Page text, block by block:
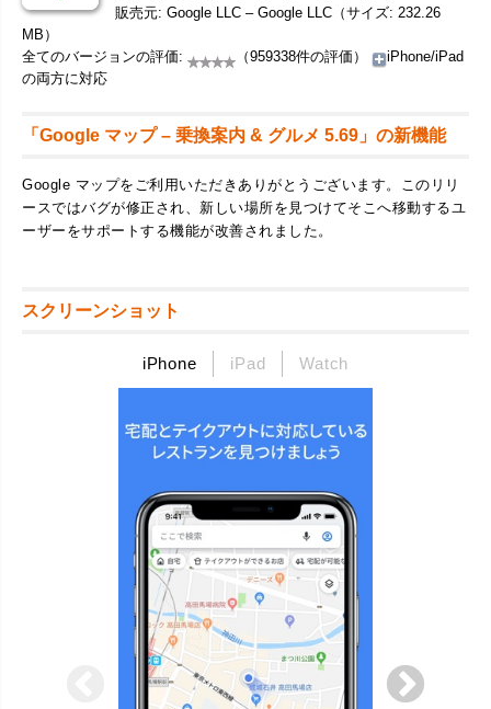
販売元: Google LLC – Google LLC（サイズ: 232.26
MB）
全てのバージョンの評価:
（959338件の評価）
iPhone/iPad
の両方に対応
「Google マップ – 乗換案内 & グルメ 5.69」の新機能
Google マップをご利用いただきありがとうございます。このリリ
ースではバグが修正され、新しい場所を見つけてそこへ移動するユ
ーザーをサポートする機能が改善されました。
スクリーンショット
iPhone iPad Watch